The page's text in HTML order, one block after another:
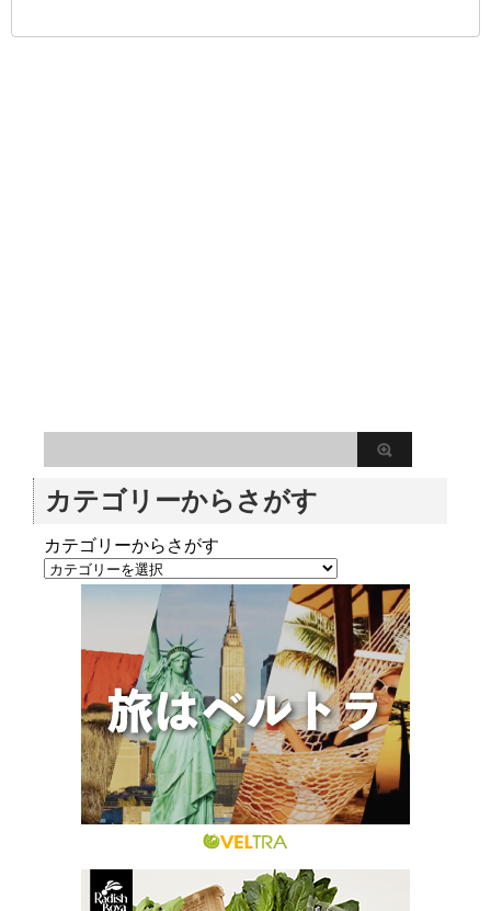
カテゴリーからさがす
カテゴリーからさがす